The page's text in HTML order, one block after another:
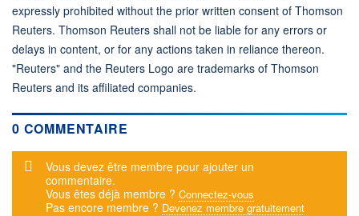
expressly prohibited without the prior written consent of Thomson
Reuters. Thomson Reuters shall not be liable for any errors or
delays in content, or for any actions taken in reliance thereon.
"Reuters" and the Reuters Logo are trademarks of Thomson
Reuters and its affiliated companies.
0 COMMENTAIRE
Message d'alerte
Vous devez être membre pour ajouter un
commentaire.
Vous êtes déjà membre ? Connectez-vous
Pas encore membre ? Devenez membre gratuitement